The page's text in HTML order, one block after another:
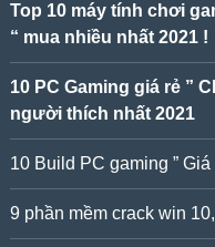
Top 10 máy tính chơi
“ mua nhiều nhất 2021 !
10 PC Gaming giá rẻ ”
người thích nhất 2021
10 Build PC gaming ”
9 phần mềm crack win